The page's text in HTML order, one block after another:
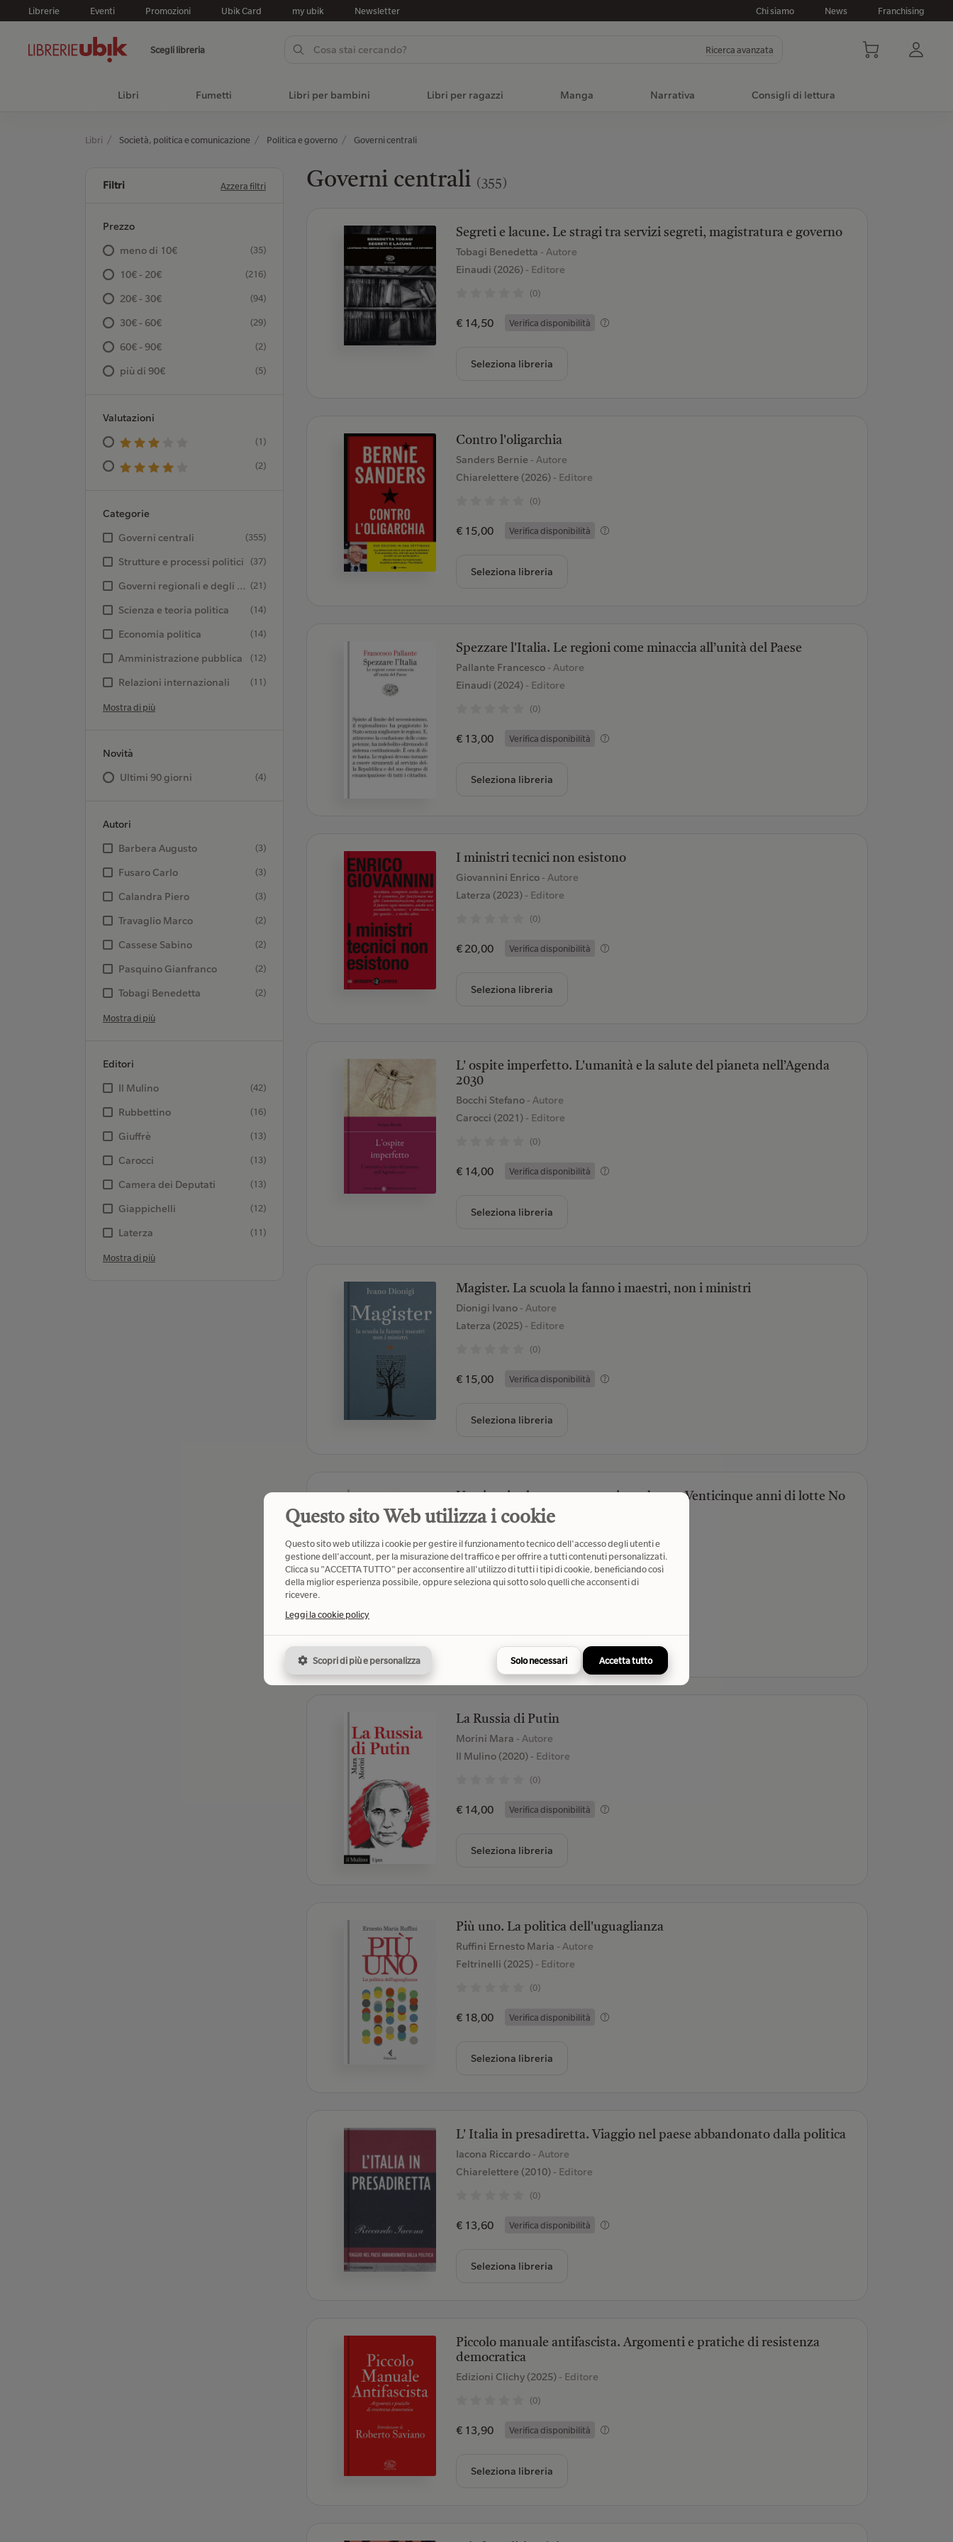
Librerie Eventi Promozioni Ubik Card my ubik Newsletter Chi siamo News Franchising
Scegli libreria Ricerca avanzata
Libri Fumetti Libri per bambini Libri per ragazzi Manga Narrativa Consigli di lettura
Libri Società, politica e comunicazione Politica e governo Governi centrali
Filtri Azzera filtri
Prezzo
meno di 10€
(35)
10€ - 20€ (216)
20€ - 30€ (94)
30€ - 60€ (29)
60€ - 90€ (2)
più di 90€ (5)
Valutazioni
(1)
(2)
Categorie
Governi centrali
(355)
Strutture e processi politici (37)
Governi regionali e degli enti locali (21)
Scienza e teoria politica (14)
Economia politica (14)
Amministrazione pubblica (12)
Relazioni internazionali (11)
Mostra di più
Novità
Ultimi 90 giorni
(4)
Autori
Barbera Augusto
(3)
Fusaro Carlo (3)
Calandra Piero (3)
Travaglio Marco (2)
Cassese Sabino (2)
Pasquino Gianfranco (2)
Tobagi Benedetta (2)
Mostra di più
Editori
Il Mulino
(42)
Rubbettino (16)
Giuffrè (13)
Carocci (13)
Camera dei Deputati (13)
Giappichelli (12)
Laterza (11)
Mostra di più
Governi centrali (355)
Segreti e lacune. Le stragi tra servizi segreti, magistratura e governo
Tobagi Benedetta - Autore
Einaudi (2026)- Editore
(0)
€ 14,50 Verifica disponibilità
Seleziona libreria
Contro l'oligarchia
Sanders Bernie - Autore
Chiarelettere (2026)- Editore
(0)
€ 15,00 Verifica disponibilità
Seleziona libreria
Spezzare l'Italia. Le regioni come minaccia all’unità del Paese
Pallante Francesco - Autore
Einaudi (2024)- Editore
(0)
€ 13,00 Verifica disponibilità
Seleziona libreria
I ministri tecnici non esistono
Giovannini Enrico - Autore
Laterza (2023)- Editore
(0)
€ 20,00 Verifica disponibilità
Seleziona libreria
L' ospite imperfetto. L'umanità e la salute del pianeta nell’Agenda
2030
Bocchi Stefano - Autore
Carocci (2021)- Editore
(0)
€ 14,00 Verifica disponibilità
Seleziona libreria
Magister. La scuola la fanno i maestri, non i ministri
Dionigi Ivano - Autore
Laterza (2025)- Editore
(0)
€ 15,00 Verifica disponibilità
Seleziona libreria
Un viaggio che non promettiamo breve. Venticinque anni di lotte No
Tav
Einaudi (2016)- Editore
(0)
La Russia di Putin
Morini Mara - Autore
Il Mulino (2020)- Editore
(0)
€ 14,00 Verifica disponibilità
Seleziona libreria
Più uno. La politica dell'uguaglianza
Ruffini Ernesto Maria - Autore
Feltrinelli (2025)- Editore
(0)
€ 18,00 Verifica disponibilità
Seleziona libreria
L' Italia in presadiretta. Viaggio nel paese abbandonato dalla politica
Iacona Riccardo - Autore
Chiarelettere (2010)- Editore
(0)
€ 13,60 Verifica disponibilità
Seleziona libreria
Piccolo manuale antifascista. Argomenti e pratiche di resistenza
democratica
Edizioni Clichy (2025)- Editore
(0)
€ 13,90 Verifica disponibilità
Seleziona libreria
Questo sito Web utilizza i cookie
Questo sito web utilizza i cookie per gestire il funzionamento tecnico dell'accesso degli utenti e
gestione dell'account, per la misurazione del traffico e per offrire a tutti contenuti personalizzati.
Clicca su "ACCETTA TUTTO" per acconsentire all'utilizzo di tutti i tipi di cookie, beneficiando così
della miglior esperienza possibile, oppure seleziona qui sotto solo quelli che acconsenti di
ricevere.
Leggi la cookie policy
Scopri di più e personalizza Solo necessari Accetta tutto